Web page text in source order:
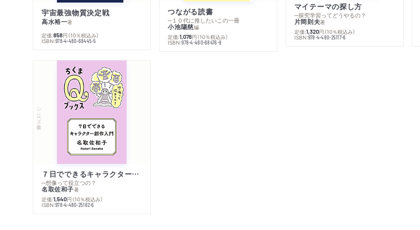
宇宙最強物質決定戦
高水裕一著
定価:858円 （10％税込み）
ISBN:978-4-480-68445-5
つながる読書
─１０代に推したいこの一冊
小池陽慈編
定価:1,078円 （10％税込み）
ISBN:978-4-480-68476-9
マイテーマの探し方
─探究学習ってどうやるの？
片岡則夫著
定価:1,320円 （10％税込み）
ISBN:978-4-480-25117-6
シリーズ・全集
７日でできるキャラクター創作入門
─想像って役立つの？
名取佐和子著
定価:1,540円 （10％税込み）
ISBN:978-4-480-25162-6